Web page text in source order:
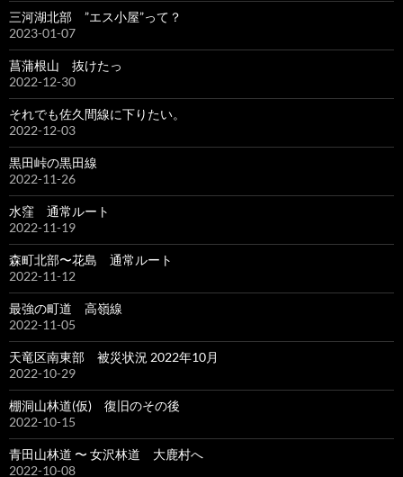
三河湖北部 ”エス小屋”って？
2023-01-07
菖蒲根山 抜けたっ
2022-12-30
それでも佐久間線に下りたい。
2022-12-03
黒田峠の黒田線
2022-11-26
水窪 通常ルート
2022-11-19
森町北部〜花島 通常ルート
2022-11-12
最強の町道 高嶺線
2022-11-05
天竜区南東部 被災状況 2022年10月
2022-10-29
棚洞山林道(仮) 復旧のその後
2022-10-15
青田山林道 〜 女沢林道 大鹿村へ
2022-10-08